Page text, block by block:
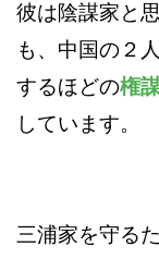
彼は陰謀家と
も、中国の２
するほどの権
しています。
三浦家を守る